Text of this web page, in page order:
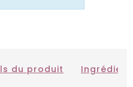
du produit